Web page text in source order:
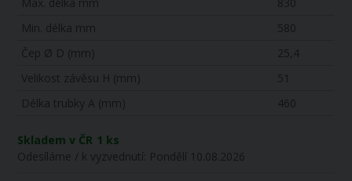
Min. délka mm
580
Čep Ø D (mm)
25,4
Velikost závěsu H (mm)
51
Délka trubky A (mm)
460
Skladem v ČR 1 ks
Odesíláme / k vyzvednutí: Pondělí 10.08.2026